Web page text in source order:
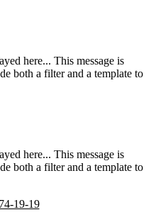
here... This message is
both a filter and a template to
here... This message is
both a filter and a template to
19-19